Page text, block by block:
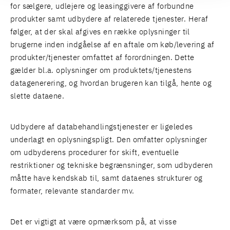
for sælgere, udlejere og leasinggivere af forbundne
produkter samt udbydere af relaterede tjenester. Heraf
følger, at der skal afgives en række oplysninger til
brugerne inden indgåelse af en aftale om køb/levering af
produkter/tjenester omfattet af forordningen. Dette
gælder bl.a. oplysninger om produktets/tjenestens
datagenerering, og hvordan brugeren kan tilgå, hente og
slette dataene.
Udbydere af databehandlingstjenester er ligeledes
underlagt en oplysningspligt. Den omfatter oplysninger
om udbyderens procedurer for skift, eventuelle
restriktioner og tekniske begrænsninger, som udbyderen
måtte have kendskab til, samt dataenes strukturer og
formater, relevante standarder mv.
Det er vigtigt at være opmærksom på, at visse